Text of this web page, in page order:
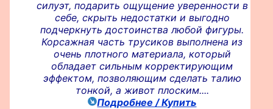
силуэт, подарить ощущение уверенности в
себе, скрыть недостатки и выгодно
подчеркнуть достоинства любой фигуры.
Корсажная часть трусиков выполнена из
очень плотного материала, который
обладает сильным корректирующим
эффектом, позволяющим сделать талию
тонкой, а живот плоским....
Подробнее / Купить